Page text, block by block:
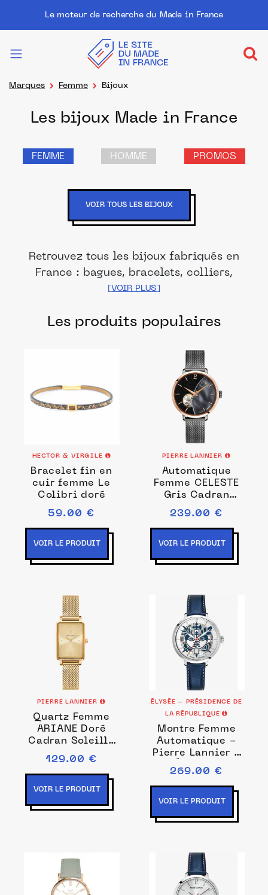
Le moteur de recherche du Made in France
Marques Femme Bijoux
Les bijoux Made in France
FEMME HOMME PROMOS
VOIR TOUS LES BIJOUX
Retrouvez tous les bijoux fabriqués en
France : bagues, bracelets, colliers,
boucles d'oreilles… Or, Argent, nacre ...
françaises sauront vous sublimer.
Les produits populaires
HECTOR & VIRGILE
Bracelet fin en
cuir femme Le
Colibri doré
59.00 €
VOIR LE PRODUIT
PIERRE LANNIER
Automatique
Femme CELESTE
Gris Cadran
Nacré Noir
Bracelet Acier
milanais Gris
16M
239.00 €
VOIR LE PRODUIT
PIERRE LANNIER
Quartz Femme
ARIANE Doré
Cadran Soleillé
Doré Bracelet
Acier milanais
Doré 12M
129.00 €
VOIR LE PRODUIT
ÉLYSÉE – PRÉSIDENCE DE
LA RÉPUBLIQUE
Montre Femme
Automatique -
Pierre Lannier x
Élysée -
Présidence de la
269.00 €
VOIR LE PRODUIT